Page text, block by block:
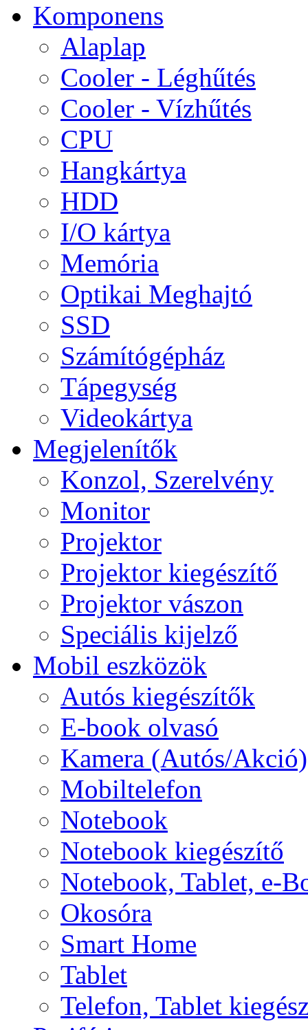
Komponens
Alaplap
Cooler - Léghűtés
Cooler - Vízhűtés
CPU
Hangkártya
HDD
I/O kártya
Memória
Optikai Meghajtó
SSD
Számítógépház
Tápegység
Videokártya
Megjelenítők
Konzol, Szerelvény
Monitor
Projektor
Projektor kiegészítő
Projektor vászon
Speciális kijelző
Mobil eszközök
Autós kiegészítők
E-book olvasó
Kamera (Autós/Akció)
Mobiltelefon
Notebook
Notebook kiegészítő
Notebook, Tablet, e-
Okosóra
Smart Home
Tablet
Telefon, Tablet